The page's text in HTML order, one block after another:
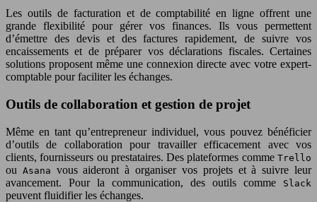
Les outils de facturation et de comptabilité en ligne offrent une
grande flexibilité pour gérer vos finances. Ils vous permettent
d’émettre des devis et des factures rapidement, de suivre vos
encaissements et de préparer vos déclarations fiscales. Certaines
solutions proposent même une connexion directe avec votre expert-
comptable pour faciliter les échanges.
Outils de collaboration et gestion de projet
Même en tant qu’entrepreneur individuel, vous pouvez bénéficier
d’outils de collaboration pour travailler efficacement avec vos
clients, fournisseurs ou prestataires. Des plateformes comme Trello
ou Asana vous aideront à organiser vos projets et à suivre leur
avancement. Pour la communication, des outils comme
Slack
peuvent fluidifier les échanges.